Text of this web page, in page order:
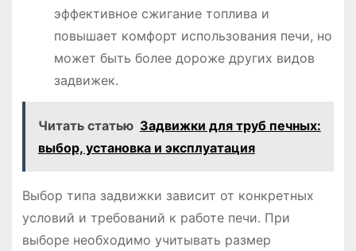
эффективное сжигание топлива и
повышает комфорт использования печи, но
может быть более дороже других видов
задвижек.
Читать статью Задвижки для труб печных:
выбор, установка и эксплуатация
Выбор типа задвижки зависит от конкретных
условий и требований к работе печи. При
выборе необходимо учитывать размер